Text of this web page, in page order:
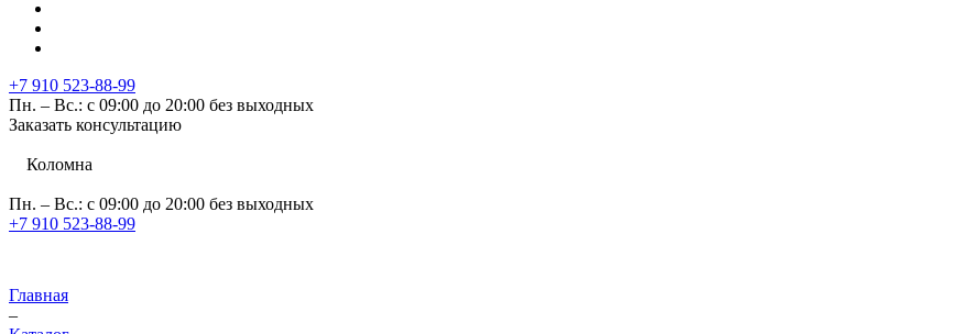
+7 910 523-88-99
Пн. – Вс.: с 09:00 до 20:00 без выходных
Заказать консультацию
Коломна
Пн. – Вс.: с 09:00 до 20:00 без выходных
+7 910 523-88-99
Главная
–